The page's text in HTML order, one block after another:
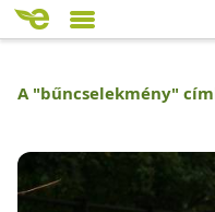
A "bűncselekmény"